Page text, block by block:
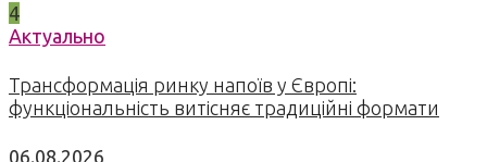
4
Актуально
Трансформація ринку напоїв у Європі:
функціональність витісняє традиційні формати
06.08.2026